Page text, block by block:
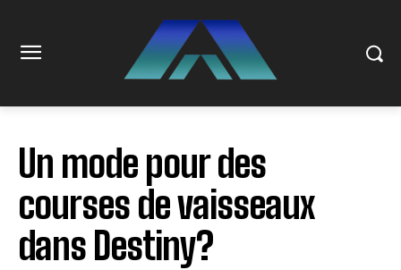
Un mode pour des
courses de vaisseaux
dans Destiny?